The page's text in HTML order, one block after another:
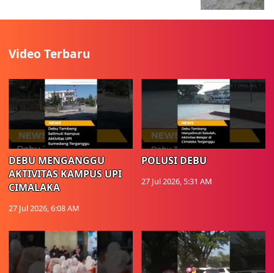
Video Terbaru
DEBU MENGANGGU
AKTIVITAS KAMPUS UPI
CIMALAKA
27 Jul 2026, 6:08 AM
POLUSI DEBU
27 Jul 2026, 5:31 AM